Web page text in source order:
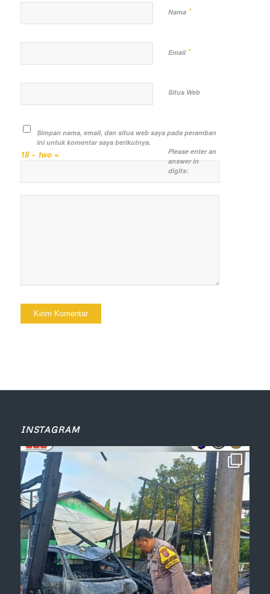
Nama *
Email *
Situs Web
Simpan nama, email, dan situs web saya pada peramban
ini untuk komentar saya berikutnya.
Please enter an
answer in
digits:
18 − two =
INSTAGRAM